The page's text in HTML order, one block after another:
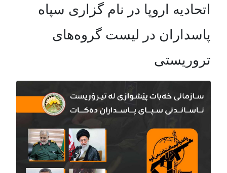
اتحادیه اروپا در نام گزاری سپاه
پاسداران در لیست گروەهای
تروریستی